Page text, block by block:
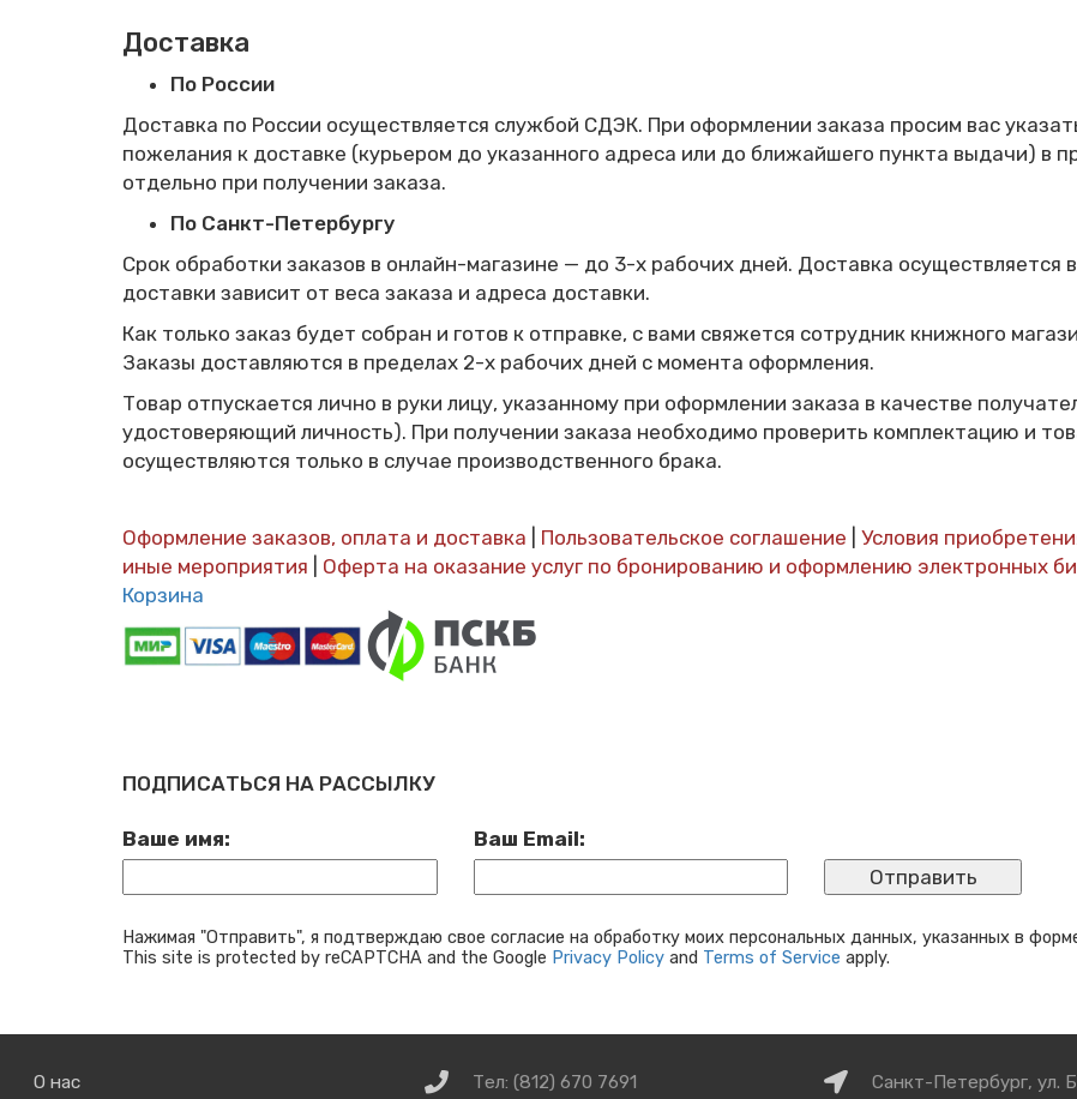
Доставка
По России
Доставка по России осуществляется службой СДЭК. При оформлении заказа просим вас
пожелания к доставке (курьером до указанного адреса или до ближайшего пункта выдачи) в
отдельно при получении заказа.
По Санкт-Петербургу
Срок обработки заказов в онлайн-магазине — до 3-х рабочих дней. Доставка осуществляется
доставки зависит от веса заказа и адреса доставки.
Как только заказ будет собран и готов к отправке, с вами свяжется сотрудник книжного
Заказы доставляются в пределах 2-х рабочих дней с момента оформления.
Товар отпускается лично в руки лицу, указанному при оформлении заказа в качестве
удостоверяющий личность). При получении заказа необходимо проверить комплектацию и
осуществляются только в случае производственного брака.
Оформление заказов, оплата и доставка Пользовательское соглашение
Условия
иные мероприятия
Оферта на оказание услуг по бронированию и оформлению электронных
Корзина
ПОДПИСАТЬСЯ НА РАССЫЛКУ
Ваше имя: Ваш Email:
Нажимая "Отправить", я подтверждаю свое согласие на обработку моих персональных данных, указанных в
This site is protected by reCAPTCHA and the Google Privacy Policy and Terms of Service apply.
О нас
Связаться
Тел: (812) 670 7691
КакСанкт-Петербург, ул.